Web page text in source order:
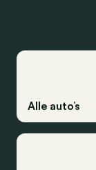
Alle auto’s